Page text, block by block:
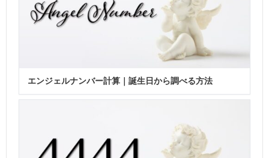
エンジェルナンバー計算｜誕生日から調べる方法